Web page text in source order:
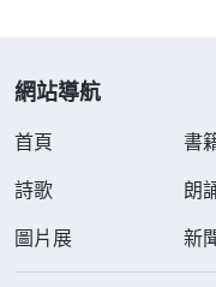
網站導航
首頁 書
詩歌
朗
圖片展
新